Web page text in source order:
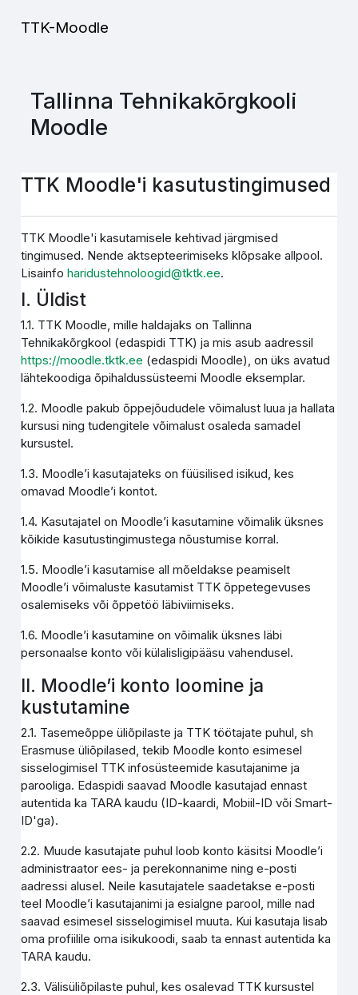
TTK-Moodle
Tallinna Tehnikakõrgkooli
Moodle
TTK Moodle'i kasutustingimused
TTK Moodle'i kasutamisele kehtivad järgmised
tingimused. Nende aktsepteerimiseks klõpsake allpool.
Lisainfoharidustehnoloogid@tktk.ee.
I. Üldist
1.1. TTK Moodle, mille haldajaks on Tallinna
Tehnikakõrgkool (edaspidi TTK) ja mis asub aadressil
https://moodle.tktk.ee (edaspidi Moodle), on üks avatud
lähtekoodiga õpihaldussüsteemi Moodle eksemplar.
1.2. Moodle pakub õppejõududele võimalust luua ja hallata
kursusi ning tudengitele võimalust osaleda samadel
kursustel.
1.3. Moodle’i kasutajateks on füüsilised isikud, kes
omavad Moodle’i kontot.
1.4. Kasutajatel on Moodle’i kasutamine võimalik üksnes
kõikide kasutustingimustega nõustumise korral.
1.5. Moodle’i kasutamise all mõeldakse peamiselt
Moodle’i võimaluste kasutamist TTK õppetegevuses
osalemiseks või õppetöö läbiviimiseks.
1.6. Moodle’i kasutamine on võimalik üksnes läbi
personaalse konto või külalisligipääsu vahendusel.
II. Moodle’i konto loomine ja
kustutamine
2.1. Tasemeõppe üliõpilaste ja TTK töötajate puhul, sh
Erasmuse üliõpilased, tekib Moodle konto esimesel
sisselogimisel TTK infosüsteemide kasutajanime ja
parooliga. Edaspidi saavad Moodle kasutajad ennast
autentida ka TARA kaudu (ID-kaardi, Mobiil-ID või Smart-
ID'ga).
2.2. Muude kasutajate puhul loob konto käsitsi Moodle’i
administraator ees- ja perekonnanime ning e-posti
aadressi alusel. Neile kasutajatele saadetakse e-posti
teel Moodle’i kasutajanimi ja esialgne parool, mille nad
saavad esimesel sisselogimisel muuta. Kui kasutaja lisab
oma profiilile oma isikukoodi, saab ta ennast autentida ka
TARA kaudu.
2.3. Välisüliõpilaste puhul, kes osalevad TTK kursustel